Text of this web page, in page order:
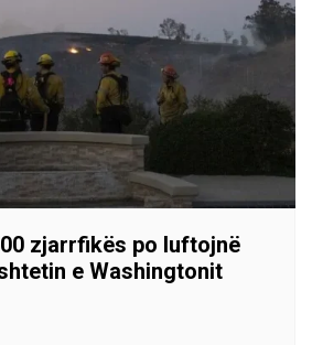
zjarrfikës po luftojnë
e Washingtonit